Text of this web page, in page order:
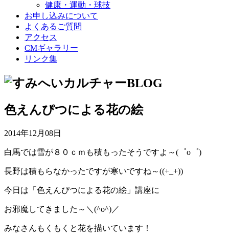
健康・運動・球技
お申し込みについて
よくあるご質問
アクセス
CMギャラリー
リンク集
色えんぴつによる花の絵
2014年12月08日
白馬では雪が８０ｃｍも積もったそうですよ～(゜o゜)
長野は積もらなかったですが寒いですね～((+_+))
今日は「色えんぴつによる花の絵」講座に
お邪魔してきました～＼(^o^)／
みなさんもくもくと花を描いています！